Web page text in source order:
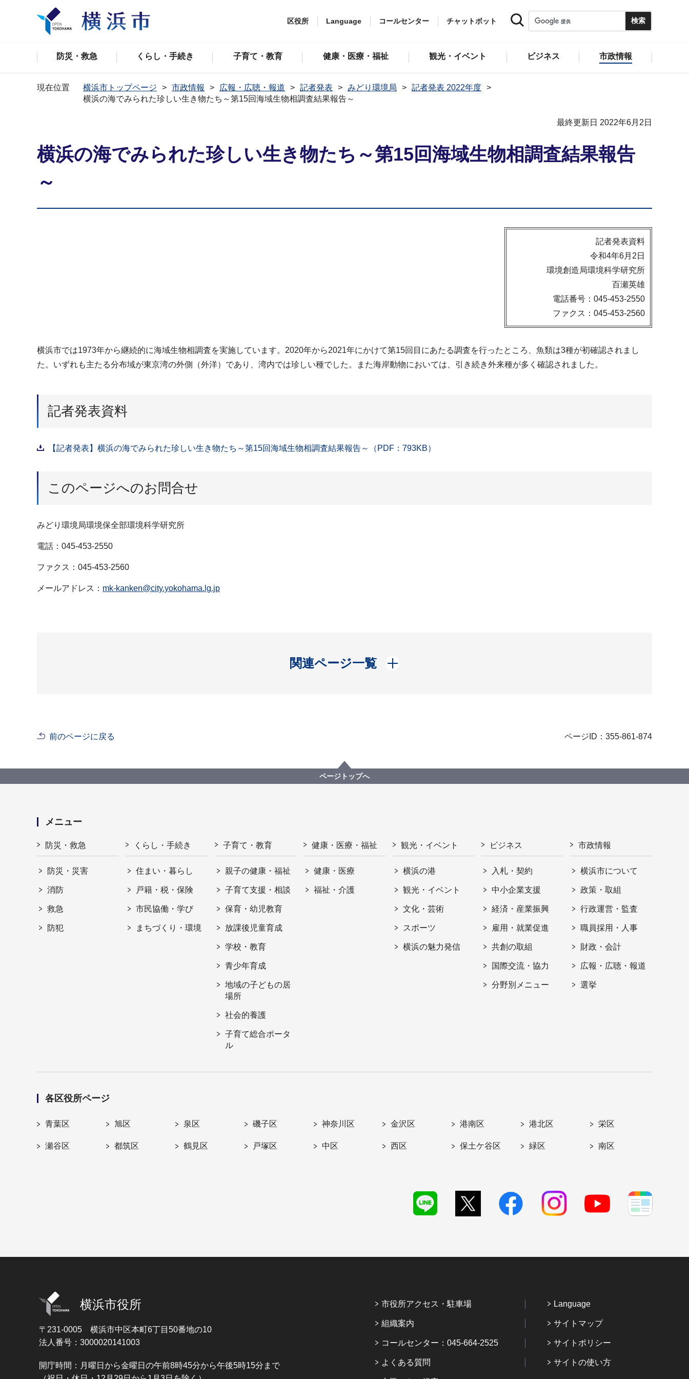
区役所 Language コールセンター チャットボット
防災・救急 くらし・手続き 子育て・教育 健康・医療・福祉 観光・イベント ビジネス 市政情報
現在位置 横浜市トップページ 市政情報 広報・広聴・報道 記者発表 みどり環境局
記者発表 2022年度
横浜の海でみられた珍しい生き物たち～第15回海域生物相調査結果報告～
最終更新日 2022年6月2日
横浜の海でみられた珍しい生き物たち～第15回海域生物相調査結果報告
～
記者発表資料
令和4年6月2日
環境創造局環境科学研究所
百瀬英雄
電話番号：045-453-2550
ファクス：045-453-2560
横浜市では1973年から継続的に海域生物相調査を実施しています。2020年から2021年にかけて第15回目にあたる調査を行ったところ、魚類は3種が初確認されまし
た。いずれも主たる分布域が東京湾の外側（外洋）であり、湾内では珍しい種でした。また海岸動物においては、引き続き外来種が多く確認されました。
記者発表資料
【記者発表】横浜の海でみられた珍しい生き物たち～第15回海域生物相調査結果報告～（PDF：793KB）
このページへのお問合せ
みどり環境局環境保全部環境科学研究所
電話：045-453-2550
ファクス：045-453-2560
メールアドレス： mk-kanken@city.yokohama.lg.jp
関連ページ一覧
開く
前のページに戻る ページID：355-861-874
ページトップへ
メニュー
防災・救急
防災・災害
消防
救急
防犯
くらし・手続き
住まい・暮らし
戸籍・税・保険
市民協働・学び
まちづくり・環境
子育て・教育
親子の健康・福祉
子育て支援・相談
保育・幼児教育
放課後児童育成
学校・教育
青少年育成
地域の子どもの居
場所
社会的養護
子育て総合ポータ
ル
健康・医療・福祉
健康・医療
福祉・介護
観光・イベント
横浜の港
観光・イベント
文化・芸術
スポーツ
横浜の魅力発信
ビジネス
入札・契約
中小企業支援
経済・産業振興
雇用・就業促進
共創の取組
国際交流・協力
分野別メニュー
市政情報
横浜市について
政策・取組
行政運営・監査
職員採用・人事
財政・会計
広報・広聴・報道
選挙
各区役所ページ
青葉区 旭区 泉区 磯子区 神奈川区 金沢区 港南区 港北区 栄区
瀬谷区 都筑区 鶴見区 戸塚区 中区 西区 保土ケ谷区 緑区 南区
横浜市役所
〒231-0005 横浜市中区本町6丁目50番地の10
法人番号：3000020141003
開庁時間：月曜日から金曜日の午前8時45分から午後5時15分まで
市役所アクセス・駐車場
組織案内
コールセンター：045-664-2525
よくある質問
Language
サイトマップ
サイトポリシー
サイトの使い方